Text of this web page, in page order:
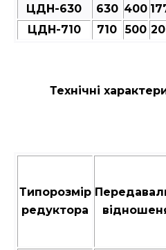
ЦДН-630 630 400
ЦДН-710
710 500
Технічні
Типорозмір
редуктора